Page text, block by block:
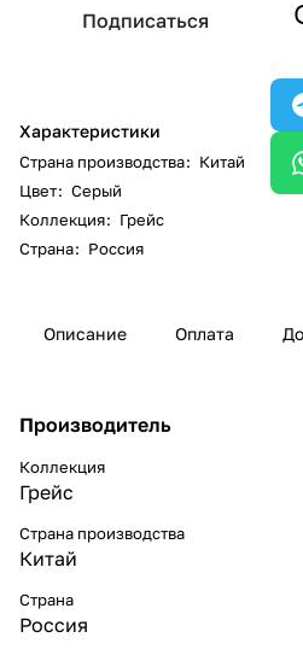
Подписаться
Характеристики
Страна производства: Китай
Цвет: Серый
Коллекция: Грейс
Страна: Россия
Описание Оплата
Производитель
Коллекция
Грейс
Страна производства
Китай
Страна
Россия